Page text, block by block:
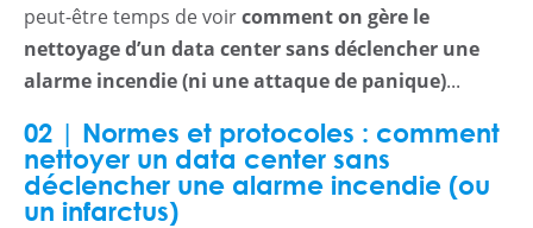
peut-être temps de voircomment on gère le
nettoyage d’un data center sans déclencher une
alarme incendie (ni une attaque de panique)...
02 | Normes et protocoles : comment
nettoyer un data center sans
déclencher une alarme incendie (ou
un infarctus)